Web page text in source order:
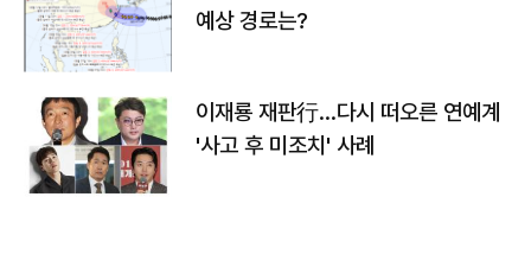
예상 경로는?
이재룡 재판行…다시 떠오른 연예계
'사고 후 미조치' 사례